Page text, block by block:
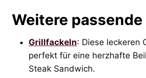
Weitere
Grillfackeln: Diese leckeren
perfekt für eine herzhafte
Steak Sandwich.